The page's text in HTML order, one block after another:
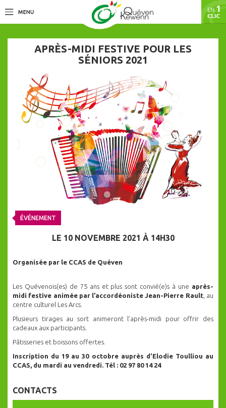
APRÈS-MIDI FESTIVE POUR LES
SÉNIORS 2021
ÉVÉNEMENT
LE 10 NOVEMBRE 2021 À 14H30
Organisée par le CCAS de Quéven
Les Quévenois(es) de 75 ans et plus sont convié(e)s à une après-
midi festive animée par l’accordéoniste Jean-Pierre Rault, au
centre culturel Les Arcs.
Plusieurs tirages au sort animeront l’après-midi pour offrir des
cadeaux aux participants.
Pâtisseries et boissons offertes.
Inscription du 19 au 30 octobre auprès d’Elodie Toulliou au
CCAS, du mardi au vendredi. Tél : 02 97 80 14 24
CONTACTS